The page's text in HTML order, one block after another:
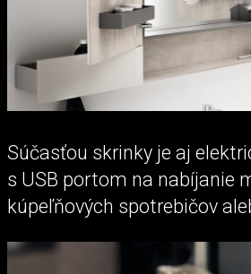
Súčasťou skrinky je aj
s USB portom na nabíjanie
kúpeľňových spotrebičov